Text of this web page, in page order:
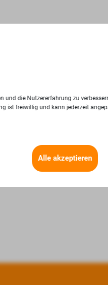
und die Nutzererfahrung zu
ist freiwillig und kann jederzeit
Alle akzeptieren